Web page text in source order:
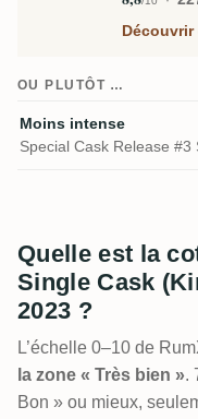
Découvrir
OU PLUTÔT …
Moins intense
Special Cask Release #3
Quelle est la
Single Cask
2023 ?
L’échelle 0–10 de
la zone « Très bien ».
Bon » ou mieux,